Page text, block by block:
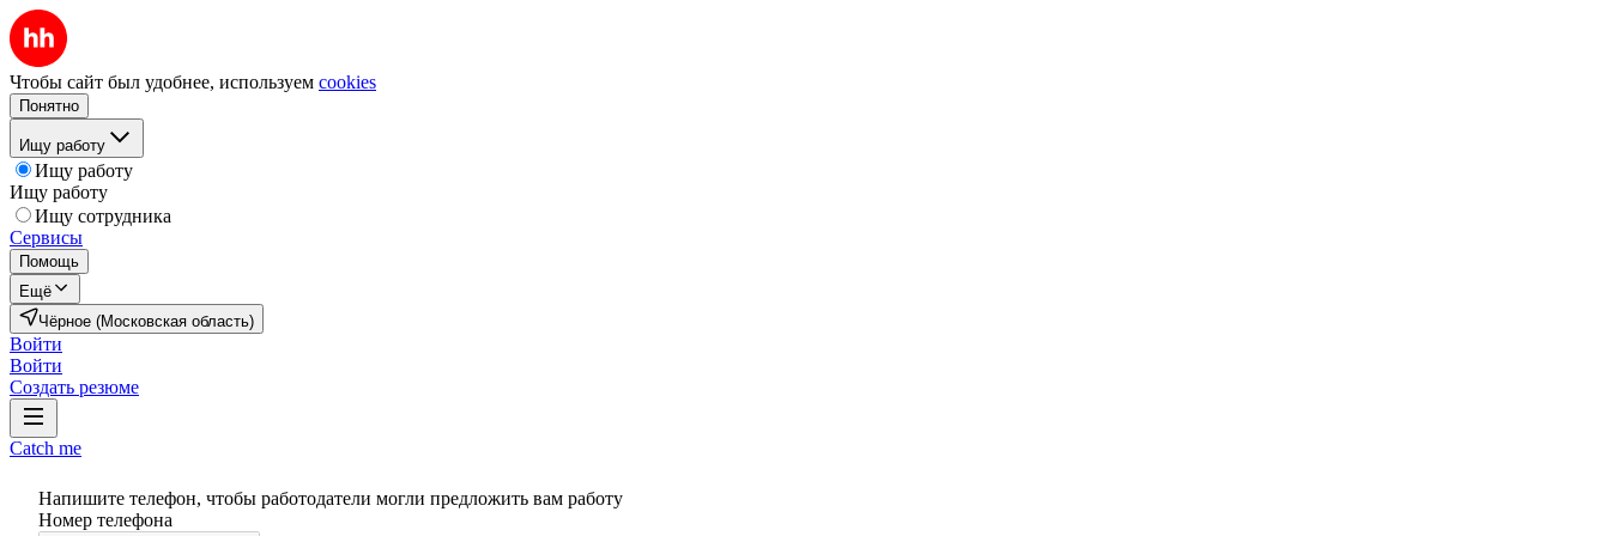
Чтобы сайт был удобнее, используем cookies
Понятно
Ищу работу
Ищу работу
Ищу работу
Ищу сотрудника
Сервисы
Помощь
Ещё
Чёрное (Московская область)
Войти
Войти
Создать резюме
Catch me
Напишите телефон, чтобы работодатели могли предложить вам работу
Номер телефона